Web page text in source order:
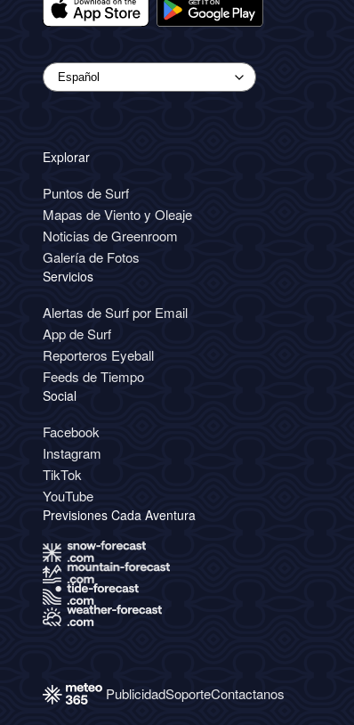
Explorar
Puntos de Surf
Mapas de Viento y Oleaje
Noticias de Greenroom
Galería de Fotos
Servicios
Alertas de Surf por Email
App de Surf
Reporteros Eyeball
Feeds de Tiempo
Social
Facebook
Instagram
TikTok
YouTube
Previsiones Cada Aventura
PublicidadSoporteContactanos